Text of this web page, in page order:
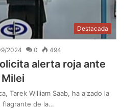
Destacada
2024 0 494
alerta roja ante
Tarek William Saab, ha alzado la
flagrante de la…